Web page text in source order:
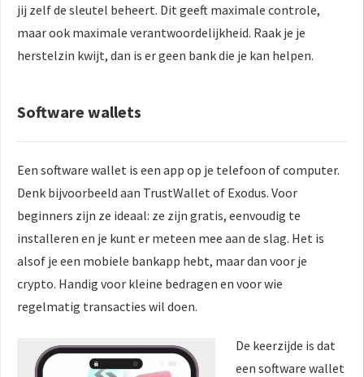
jij zelf de sleutel beheert. Dit geeft maximale controle,
maar ook maximale verantwoordelijkheid. Raak je je
herstelzin kwijt, dan is er geen bank die je kan helpen.
Software wallets
Een software wallet is een app op je telefoon of computer.
Denk bijvoorbeeld aan TrustWallet of Exodus. Voor
beginners zijn ze ideaal: ze zijn gratis, eenvoudig te
installeren en je kunt er meteen mee aan de slag. Het is
alsof je een mobiele bankapp hebt, maar dan voor je
crypto. Handig voor kleine bedragen en voor wie
regelmatig transacties wil doen.
De keerzijde is dat
een software wallet